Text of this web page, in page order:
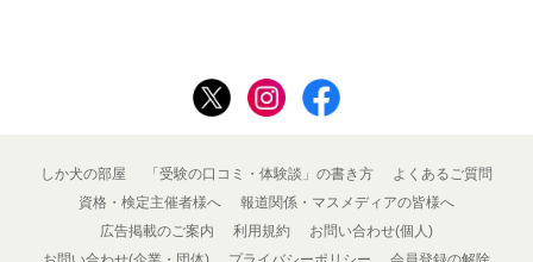
しか犬の部屋 「受験の口コミ・体験談」の書き方
よくあるご質問
資格・検定主催者様へ
報道関係・マスメディアの皆様へ
広告掲載のご案内
利用規約
お問い合わせ(個人)